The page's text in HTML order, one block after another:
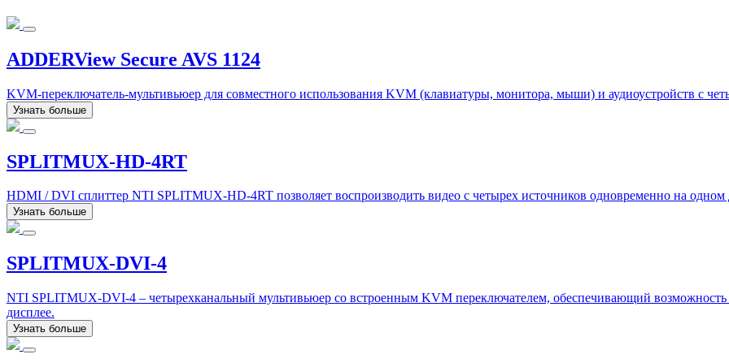
ADDERView Secure AVS 1124
KVM-переключатель-мультивьюер для совместного использования KVM (клавиатуры, монитора, мыши) и аудиоустройств с
Узнать больше
SPLITMUX-HD-4RT
HDMI / DVI сплиттер NTI SPLITMUX-HD-4RT позволяет воспроизводить видео с четырех источников одновременно на одном
Узнать больше
SPLITMUX-DVI-4
NTI SPLITMUX-DVI-4 – четырехканальный мультивьюер со встроенным KVM переключателем, обеспечивающий возможность
дисплее.
Узнать больше